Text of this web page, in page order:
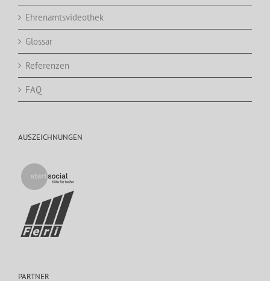
Ehrenamtsvideothek
Glossar
Referenzen
FAQ
AUSZEICHNUNGEN
PARTNER